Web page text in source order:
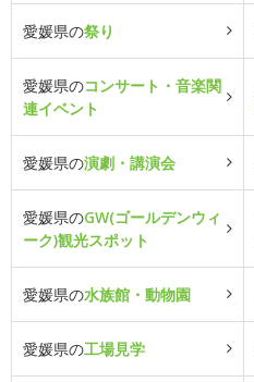
愛媛県の祭り
愛媛県のコンサート・音楽関
連イベント
愛媛県の演劇・講演会
愛媛県のGW(ゴールデンウィ
ーク)観光スポット
愛媛県の水族館・動物園
愛媛県の工場見学